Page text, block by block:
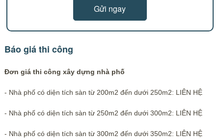
Báo giá thi công
Đơn giá thi công xây dựng nhà phố
- Nhà phố có diện tích sàn từ 200m2 đến dưới 250m2: LIÊN HỆ
- Nhà phố có diện tích sàn từ 250m2 đến dưới 300m2: LIÊN HỆ
- Nhà phố có diện tích sàn từ 300m2 đến dưới 350m2: LIÊN HỆ